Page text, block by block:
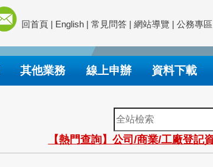
回首頁 | English | 常見問答 | 網站導覽 | 公務專區
其他業務 線上申辦 資料下載
全
站
檢
索
【熱門查詢】公司/商業/工廠登記